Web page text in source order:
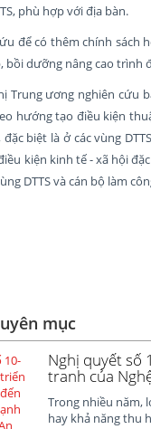
phù hợp với địa bàn.
để có thêm chính sách
bồi dưỡng nâng cao trình
Trung ương nghiên cứu
hướng tạo điều kiện
đặc biệt là ở các vùng
kiện kinh tế - xã hội
DTTS và cán bộ làm
mục
Nghị quyết số
tranh của
Trong nhiều năm,
hay khả năng thu